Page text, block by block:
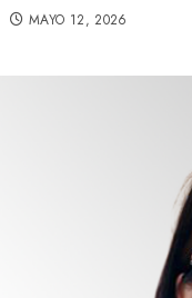
MAYO 12, 2026